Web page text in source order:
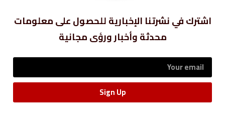
اشترك في نشرتنا الإخبارية للحصول على معلومات
محدثة وأخبار ورؤى مجانية
Sign Up